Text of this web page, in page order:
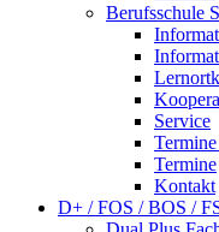
Berufsschule
Service
Termine
Kontakt
D+ / FOS / BOS /